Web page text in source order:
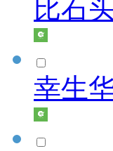
比石
幸生